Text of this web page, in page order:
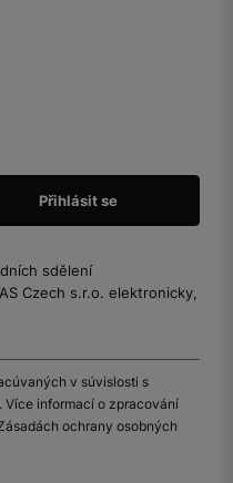
sdělení
Czech s.r.o. elektronicky,
v súvislosti s
Více informací o zpracování
ochrany osobných